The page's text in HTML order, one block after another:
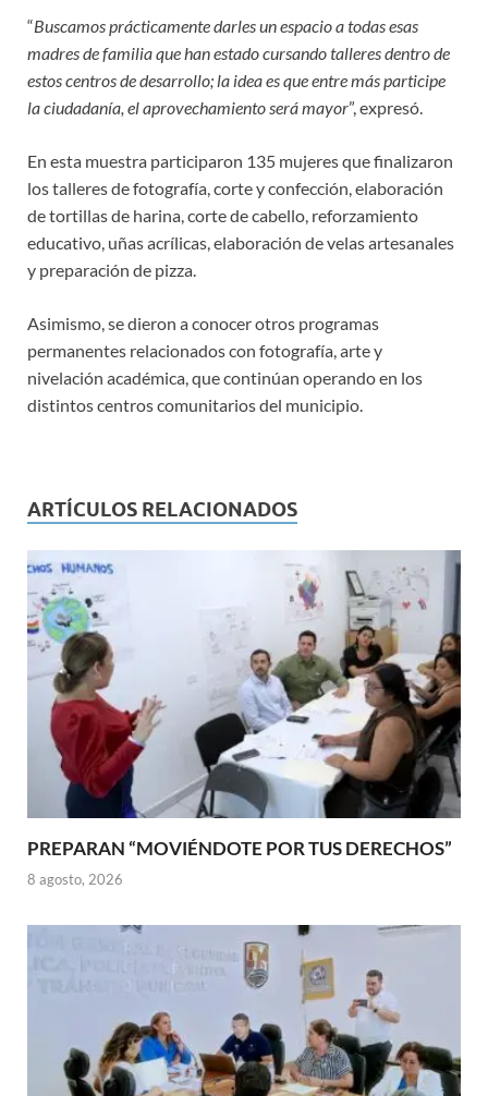
“Buscamos prácticamente darles un espacio a todas esas
madres de familia que han estado cursando talleres dentro de
estos centros de desarrollo; la idea es que entre más participe
la ciudadanía, el aprovechamiento será mayor”, expresó.
En esta muestra participaron 135 mujeres que finalizaron
los talleres de fotografía, corte y confección, elaboración
de tortillas de harina, corte de cabello, reforzamiento
educativo, uñas acrílicas, elaboración de velas artesanales
y preparación de pizza.
Asimismo, se dieron a conocer otros programas
permanentes relacionados con fotografía, arte y
nivelación académica, que continúan operando en los
distintos centros comunitarios del municipio.
ARTÍCULOS RELACIONADOS
PREPARAN “MOVIÉNDOTE POR TUS DERECHOS”
8 agosto, 2026